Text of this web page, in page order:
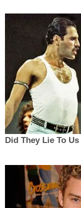
Did They Lie To